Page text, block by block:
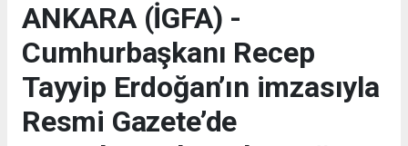
ANKARA (İGFA) -
Cumhurbaşkanı Recep
Tayyip Erdoğan’ın imzasıyla
Resmi Gazete’de